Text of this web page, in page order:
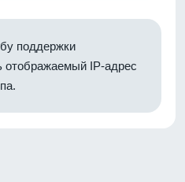
поддержки
отображаемый IP-адрес